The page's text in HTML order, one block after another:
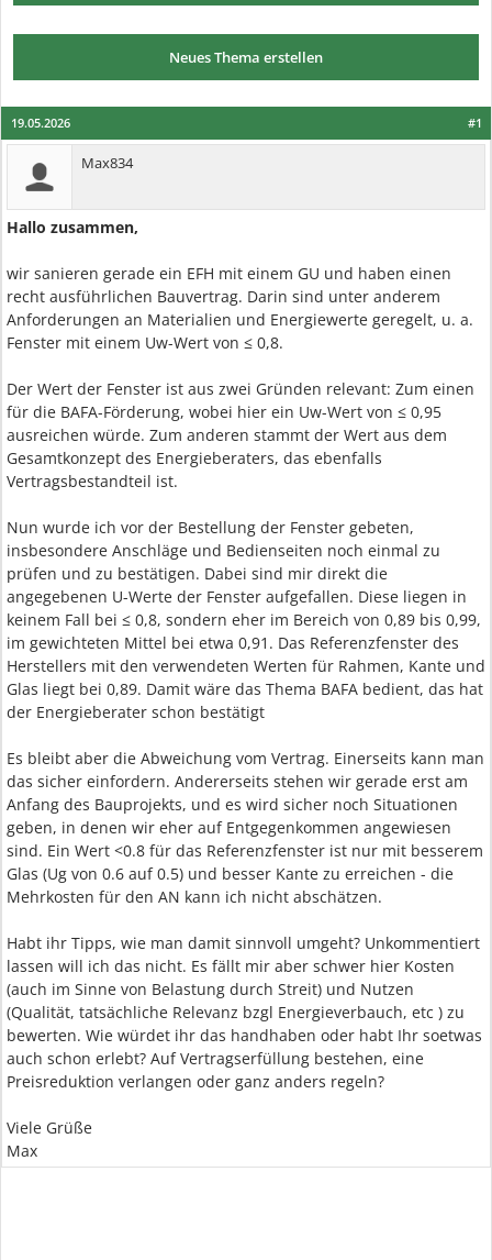
Neues Thema erstellen
#1
19.05.2026
Max834
Hallo zusammen,
wir sanieren gerade ein EFH mit einem GU und haben einen
recht ausführlichen Bauvertrag. Darin sind unter anderem
Anforderungen an Materialien und Energiewerte geregelt, u. a.
Fenster mit einem Uw-Wert von ≤ 0,8.
Der Wert der Fenster ist aus zwei Gründen relevant: Zum einen
für die BAFA-Förderung, wobei hier ein Uw-Wert von ≤ 0,95
ausreichen würde. Zum anderen stammt der Wert aus dem
Gesamtkonzept des Energieberaters, das ebenfalls
Vertragsbestandteil ist.
Nun wurde ich vor der Bestellung der Fenster gebeten,
insbesondere Anschläge und Bedienseiten noch einmal zu
prüfen und zu bestätigen. Dabei sind mir direkt die
angegebenen U-Werte der Fenster aufgefallen. Diese liegen in
keinem Fall bei ≤ 0,8, sondern eher im Bereich von 0,89 bis 0,99,
im gewichteten Mittel bei etwa 0,91. Das Referenzfenster des
Herstellers mit den verwendeten Werten für Rahmen, Kante und
Glas liegt bei 0,89. Damit wäre das Thema BAFA bedient, das hat
der Energieberater schon bestätigt
Es bleibt aber die Abweichung vom Vertrag. Einerseits kann man
das sicher einfordern. Andererseits stehen wir gerade erst am
Anfang des Bauprojekts, und es wird sicher noch Situationen
geben, in denen wir eher auf Entgegenkommen angewiesen
sind. Ein Wert <0.8 für das Referenzfenster ist nur mit besserem
Glas (Ug von 0.6 auf 0.5) und besser Kante zu erreichen - die
Mehrkosten für den AN kann ich nicht abschätzen.
Habt ihr Tipps, wie man damit sinnvoll umgeht? Unkommentiert
lassen will ich das nicht. Es fällt mir aber schwer hier Kosten
(auch im Sinne von Belastung durch Streit) und Nutzen
(Qualität, tatsächliche Relevanz bzgl Energieverbauch, etc ) zu
bewerten. Wie würdet ihr das handhaben oder habt Ihr soetwas
auch schon erlebt? Auf Vertragserfüllung bestehen, eine
Preisreduktion verlangen oder ganz anders regeln?
Viele Grüße
Max